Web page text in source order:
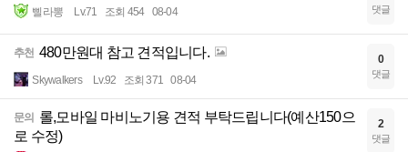
삘라뽕 Lv.71 조회 454 08-04 댓글
추천 480만원대 참고 견적입니다.
Skywalkers Lv.92 조회 371 08-04
0
댓글
문의
롤,모바일 마비노기용 견적 부탁드립니다(예산150으
로 수정)
2
댓글